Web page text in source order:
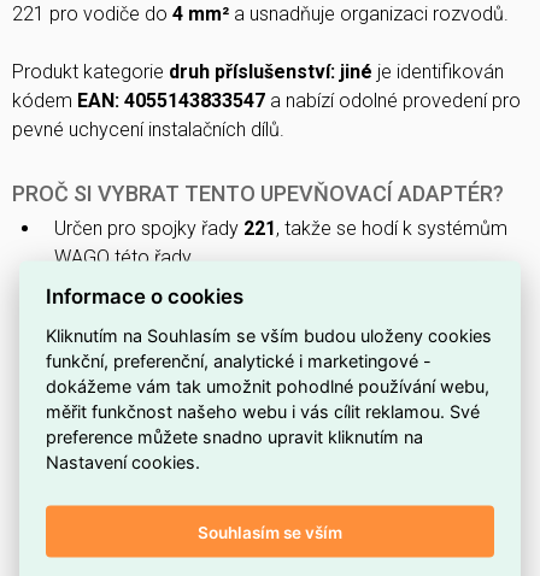
221 pro vodiče do 4 mm² a usnadňuje organizaci rozvodů.
Produkt kategorie druh příslušenství: jiné je identifikován
kódem EAN: 4055143833547 a nabízí odolné provedení pro
pevné uchycení instalačních dílů.
PROČ SI VYBRAT TENTO UPEVŇOVACÍ ADAPTÉR?
Určen pro spojky řady 221 , takže se hodí k systémům
WAGO této řady.
Podporuje vodiče o průřezu
připojení silnějších vodičů.
Jasně označená barvamodráusnadňuje identifikaci při
montáži.
Dodává se pod typovým číslem WAGO 221-500/000-
006pro snadnou objednávku a dohledání
upevňovací adaptér
umožňuje bezpečné
uchycení spojek v instalaci.
Informace o cookies
Kliknutím na Souhlasím se vším budou uloženy cookies
funkční, preferenční, analytické i marketingové -
dokážeme vám tak umožnit pohodlné používání webu,
měřit funkčnost našeho webu i vás cílit reklamou. Své
preference můžete snadno upravit kliknutím na
Nastavení cookies.
Souhlasím se vším